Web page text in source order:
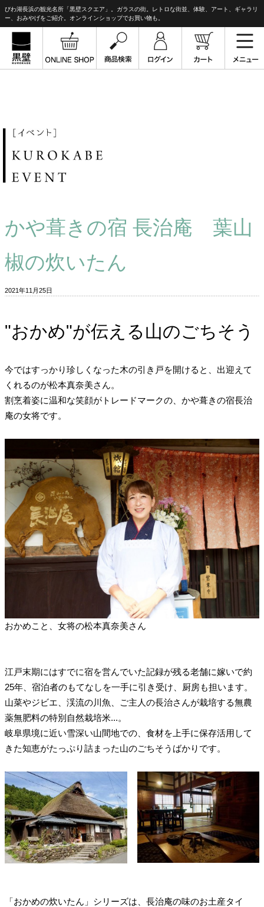
びわ湖長浜の観光名所「黒壁スクエア」。ガラスの街。レトロな街並、体験、アート、ギャラリ
ー、おみやげをご紹介。オンラインショップでお買い物も。
かや葺きの宿 長治庵 葉山
椒の炊いたん
2021年11月25日
"おかめ"が伝える山のごちそう
今ではすっかり珍しくなった木の引き戸を開けると、出迎えて
くれるのが松本真奈美さん。
割烹着姿に温和な笑顔がトレードマークの、かや葺きの宿長治
庵の女将です。
おかめこと、女将の松本真奈美さん
江戸末期にはすでに宿を営んでいた記録が残る老舗に嫁いで約
25年、宿泊者のもてなしを一手に引き受け、厨房も担います。
山菜やジビエ、渓流の川魚、ご主人の長治さんが栽培する無農
薬無肥料の特別自然栽培米...。
岐阜県境に近い雪深い山間地での、食材を上手に保存活用して
きた知恵がたっぷり詰まった山のごちそうばかりです。
「おかめの炊いたん」シリーズは、長治庵の味のお土産タイ